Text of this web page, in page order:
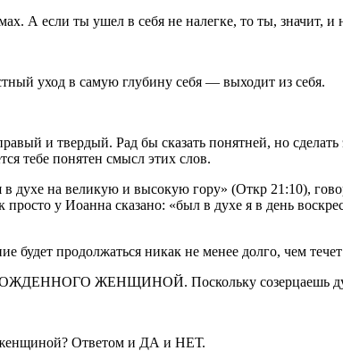
А если ты ушел в себя не налегке, то ты, значит, и
уход в самую глубину себя — выходит из себя.
и твердый. Рад бы сказать понятней, но
тебе понятен смысл этих слов.
духе на великую и высокую гору» (Откр 21:10),
у Иоанна сказано: «был в духе я в день
будет продолжаться никак не менее долго, чем
ЖЕНЩИНОЙ. Поскольку созерцаешь
женщиной? Ответом и ДА и НЕТ.